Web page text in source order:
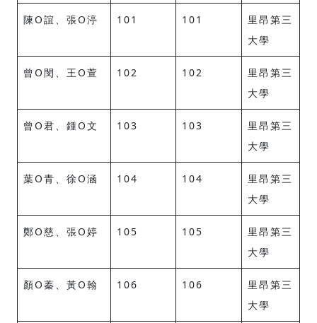
陳O誼、張O渟 101 101
里昂第三
大學
曾O閔、王O萱 102 102
里昂第三
大學
曾O君、鍾O文 103 103
里昂第三
大學
葉O青、徐O涵 104 104
里昂第三
大學
鄭O慈、張O婷 105 105
里昂第三
大學
顏O蓁、黃O翰 106 106
里昂第三
大學